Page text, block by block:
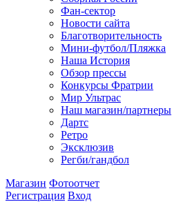
Фан-cектор
Новости сайта
Благотворительность
Мини-футбол/Пляжка
Наша История
Обзор прессы
Конкурсы Фратрии
Мир Ультрас
Наш магазин/партнеры
Дартс
Ретро
Эксклюзив
Регби/гандбол
Магазин Фотоотчет
Регистрация Вход